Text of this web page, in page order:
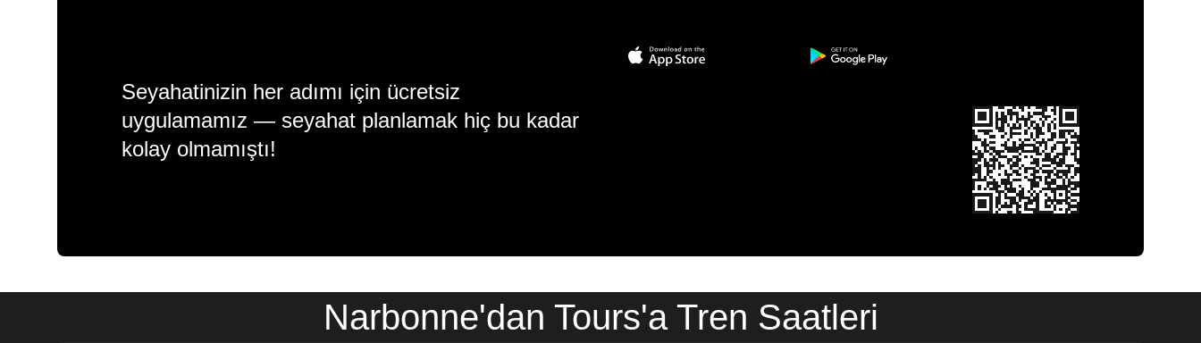
Seyahatinizin her adımı için ücretsiz
uygulamamız — seyahat planlamak hiç bu kadar
kolay olmamıştı!
Narbonne'dan Tours'a Tren Saatleri